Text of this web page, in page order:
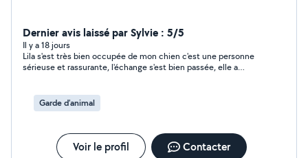
Dernier avis laissé par Sylvie : 5/5
Il y a 18 jours
Lila s'est très bien occupée de mon chien c'est une personne
sérieuse et rassurante, l'échange s'est bien passée, elle a
Garde d’animal
Voir le profil Contacter